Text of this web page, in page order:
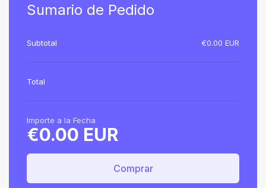
Sumario de Pedido
Subtotal €0.00 EUR
Total
€0.00 EUR
Importe a la Fecha
Comprar